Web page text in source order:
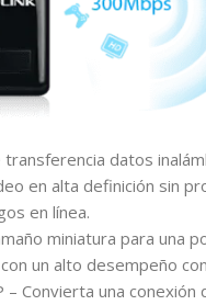
transferencia datos
en alta definición sin
en línea.
miniatura para una
un alto desempeño
– Convierta una